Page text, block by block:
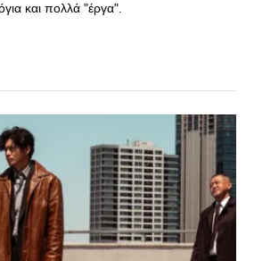
και πολλά "έργα".